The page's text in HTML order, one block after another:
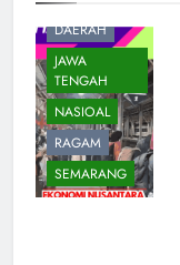
DAERAH
JAWA
TENGAH
NASIOAL
RAGAM
SEMARANG